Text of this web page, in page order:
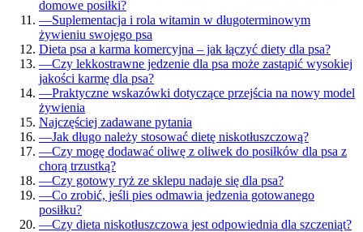
domowe posiłki?
—Suplementacja i rola witamin w długoterminowym
żywieniu swojego psa
Dieta psa a karma komercyjna – jak łączyć diety dla psa?
—Czy lekkostrawne jedzenie dla psa może zastąpić wysokiej
jakości karmę dla psa?
—Praktyczne wskazówki dotyczące przejścia na nowy model
żywienia
Najczęściej zadawane pytania
—Jak długo należy stosować dietę niskotłuszczową?
—Czy mogę dodawać oliwę z oliwek do posiłków dla psa z
chorą trzustką?
—Czy gotowy ryż ze sklepu nadaje się dla psa?
—Co zrobić, jeśli pies odmawia jedzenia gotowanego
posiłku?
—Czy dieta niskotłuszczowa jest odpowiednia dla szczeniąt?